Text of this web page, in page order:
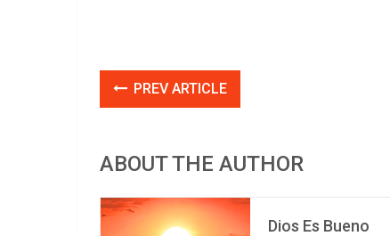
PREV ARTICLE
ABOUT THE AUTHOR
Dios Es Bueno